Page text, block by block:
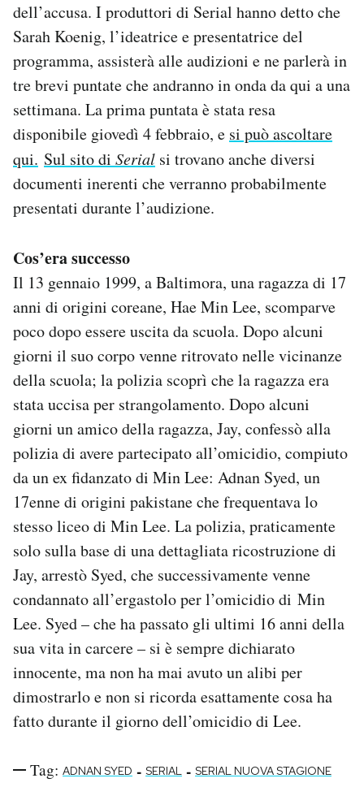
dell’accusa. I produttori di Serial hanno detto che
Sarah Koenig, l’ideatrice e presentatrice del
programma, assisterà alle audizioni e ne parlerà in
tre brevi puntate che andranno in onda da qui a una
settimana. La prima puntata è stata resa
disponibile giovedì 4 febbraio, e si può ascoltare
qui. Sul sito di Serial si trovano anche diversi
documenti inerenti che verranno probabilmente
presentati durante l’audizione.
Cos’era successo
Il 13 gennaio 1999, a Baltimora, una ragazza di 17
anni di origini coreane, Hae Min Lee, scomparve
poco dopo essere uscita da scuola. Dopo alcuni
giorni il suo corpo venne ritrovato nelle vicinanze
della scuola; la polizia scoprì che la ragazza era
stata uccisa per strangolamento. Dopo alcuni
giorni un amico della ragazza, Jay, confessò alla
polizia di avere partecipato all’omicidio, compiuto
da un ex fidanzato di Min Lee: Adnan Syed, un
17enne di origini pakistane che frequentava lo
stesso liceo di Min Lee. La polizia, praticamente
solo sulla base di una dettagliata ricostruzione di
Jay, arrestò Syed, che successivamente venne
condannato all’ergastolo per l’omicidio di Min
Lee. Syed – che ha passato gli ultimi 16 anni della
sua vita in carcere – si è sempre dichiarato
innocente, ma non ha mai avuto un alibi per
dimostrarlo e non si ricorda esattamente cosa ha
fatto durante il giorno dell’omicidio di Lee.
Tag: ADNAN SYED - SERIAL - SERIAL NUOVA STAGIONE